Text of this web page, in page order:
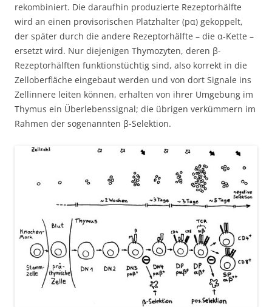
rekombiniert. Die daraufhin produzierte Rezeptorhälfte
wird an einen provisorischen Platzhalter (pα) gekoppelt,
der später durch die andere Rezeptorhälfte – die α-Kette –
ersetzt wird. Nur diejenigen Thymozyten, deren β-
Rezeptorhälften funktionstüchtig sind, also korrekt in die
Zelloberfläche eingebaut werden und von dort Signale ins
Zellinnere leiten können, erhalten von ihrer Umgebung im
Thymus ein Überlebenssignal; die übrigen verkümmern im
Rahmen der sogenannten β-Selektion.